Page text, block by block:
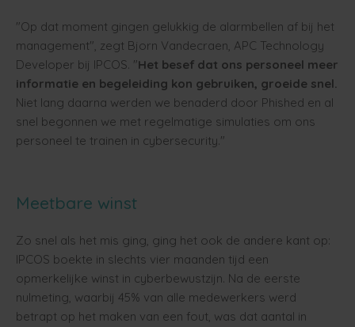
"Op dat moment gingen gelukkig de alarmbellen af bij het
management", zegt Bjorn Vandecraen, APC Technology
Developer bij IPCOS. "Het besef dat ons personeel meer
informatie en begeleiding kon gebruiken, groeide snel.
Niet lang daarna werden we benaderd door Phished en al
snel begonnen we met regelmatige simulaties om ons
personeel te trainen in cybersecurity."
Meetbare winst
Zo snel als het mis ging, ging het ook de andere kant op:
IPCOS boekte in slechts vier maanden tijd een
opmerkelijke winst in cyberbewustzijn. Na de eerste
nulmeting, waarbij 45% van alle medewerkers werd
betrapt op het maken van een fout, was dat aantal in